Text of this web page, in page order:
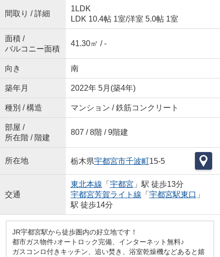
間取り / 詳細
1LDK
LDK 10.4帖 1室/洋室 5.0帖 1室
面積 /
バルコニー面積
41.30㎡ / -
向き 南
築年月 2022年 5月(築4年)
種別 / 構造 マンション / 鉄筋コンクリート
部屋 /
所在階 / 階建
807 / 8階 / 9階建
所在地 栃木県宇都宮市千波町15-5
交通
東北本線 「 宇都宮 」駅 徒歩13分
宇都宮芳賀ライト線 「 宇都宮駅東口 」
駅 徒歩14分
JR宇都宮駅から徒歩圏内の好立地です！
都市ガス物件♪オートロック完備、インターネット無料♪
ガスコンロ付きキッチン、追い焚き、浴室乾燥機などあると嬉